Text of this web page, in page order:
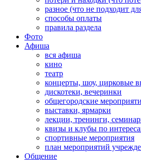
разное (что не подходит
способы оплаты
правила раздела
Фото
Афиша
вся афиша
кино
театр
концерты, шоу, цирковые
дискотеки, вечеринки
общегородские
выставки, ярмарки
лекции, тренинги,
квизы и клубы по
спортивные мероприятия
план мероприятий
Общение